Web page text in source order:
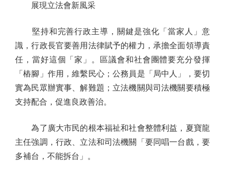
展現立法會新風采
堅持和完善行政主導，關鍵是強化「當家人」意
識，行政長官要善用法律賦予的權力，承擔全面領導責
任，當好這個「家」。區議會和社會團體要充分發揮
「樁腳」作用，維繫民心；公務員是「局中人」，要切
實為民眾辦實事、解難題；立法機關與司法機關要積極
支持配合，促進良政善治。
為了廣大市民的根本福祉和社會整體利益，夏寶龍
主任強調，行政、立法和司法機關「要同唱一台戲，要
多補台，不能拆台」。